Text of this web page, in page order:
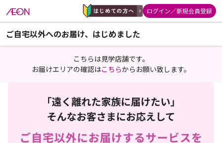
ログイン／新規会員登録
ご自宅以外へのお届け、はじめました
こちらは見学店舗です。
お届けエリアの確認はこちらからお願い致します。